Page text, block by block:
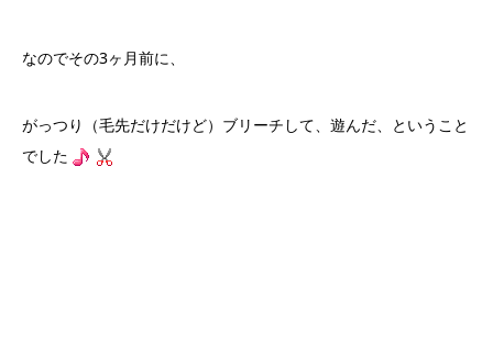
なのでその3ヶ月前に、
がっつり（毛先だけだけど）ブリーチして、遊んだ、
ということ
でした